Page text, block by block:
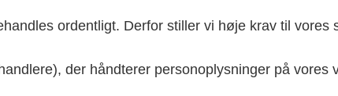
ordentligt. Derfor stiller vi høje krav til
der håndterer personoplysninger på vores